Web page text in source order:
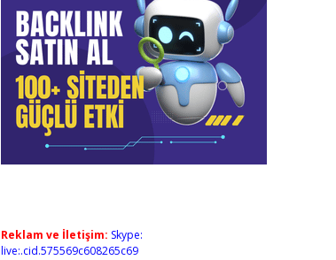
Reklam ve İletişim: Skype:
live:.cid.575569c608265c69